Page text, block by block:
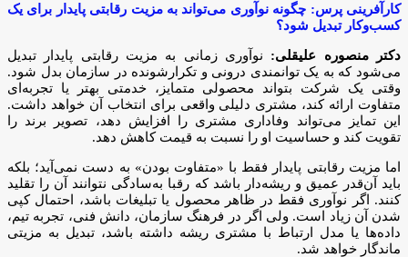
کارآفرینی پرس: چگونه نوآوری می‌تواند به مزیت رقابتی پایدار برای یک
کسب‌وکار تبدیل شود؟
دکتر منصوره علیقلی: نوآوری زمانی به مزیت رقابتی پایدار تبدیل
می‌شود که به یک توانمندی درونی و تکرارشونده در سازمان بدل شود.
وقتی یک شرکت بتواند محصولی متمایز، خدمتی بهتر یا تجربه‌ای
متفاوت ارائه کند، مشتری دلیلی واقعی برای انتخاب آن خواهد داشت.
این تمایز می‌تواند وفاداری مشتری را افزایش دهد، تصویر برند را
تقویت کند و حساسیت او را نسبت به قیمت کاهش دهد.
اما مزیت رقابتی پایدار فقط با «متفاوت بودن» به دست نمی‌آید؛ بلکه
باید آن‌قدر عمیق و ریشه‌دار باشد که رقبا به‌سادگی نتوانند آن را تقلید
کنند. اگر نوآوری فقط در ظاهر محصول یا تبلیغات باشد، احتمال کپی
شدن آن زیاد است. ولی اگر در فرهنگ سازمان، دانش فنی، تجربه تیم،
داده‌ها یا مدل ارتباط با مشتری ریشه داشته باشد، تبدیل به مزیتی
ماندگار خواهد شد.